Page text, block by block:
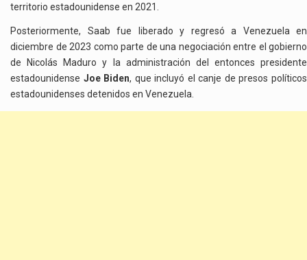
territorio estadounidense en 2021.
Posteriormente, Saab fue liberado y regresó a Venezuela en
diciembre de 2023 como parte de una negociación entre el gobierno
de Nicolás Maduro y la administración del entonces presidente
estadounidense Joe Biden, que incluyó el canje de presos políticos
estadounidenses detenidos en Venezuela.